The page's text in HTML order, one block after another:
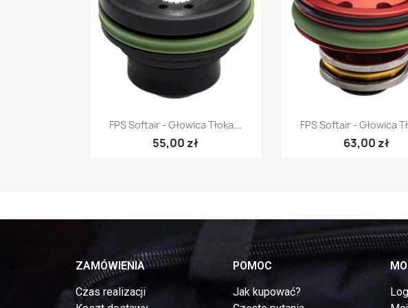
Szybki podgląd
FPS Softair - Głowica Tłoka...
55,00 zł
Szybki
FPS Softair - Głowica
63,00 zł
ZAMÓWIENIA
Czas realizacji
POMOC
Jak kupować?